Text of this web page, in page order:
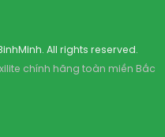
All rights reserved.
chính hãng toàn miền Bắc